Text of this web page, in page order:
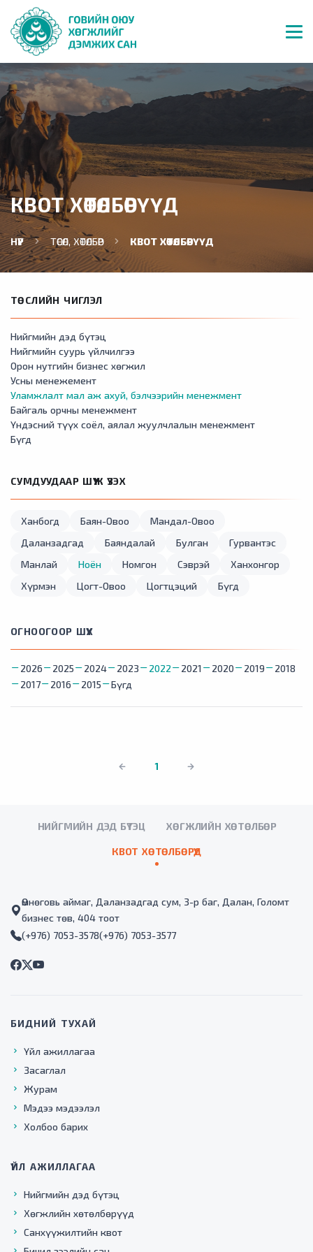
КВОТ ХӨТӨЛБӨРҮҮД
НҮҮР ТӨСӨЛ, ХӨТӨЛБӨР КВОТ ХӨТӨЛБӨРҮҮД
ТӨСЛИЙН ЧИГЛЭЛ
Нийгмийн дэд бүтэц
Нийгмийн суурь үйлчилгээ
Орон нутгийн бизнес хөгжил
Усны менежемент
Уламжлалт мал аж ахуй, бэлчээрийн менежмент
Байгаль орчны менежмент
Үндэсний түүх соёл, аялал жуулчлалын менежмент
Бүгд
СУМДУУДААР ШҮҮЖ ҮЗЭХ
Ханбогд Баян-Овоо
Мандал-Овоо
Даланзадгад
Баяндалай Булган
Гурвантэс
Манлай
Ноён Номгон Сэврэй
Ханхонгор
Хүрмэн
Цогт-Овоо Цогтцэций Бүгд
ОГНООГООР ШҮҮХ
2026 2025 2024 2023 2022 2021 2020 2019
2018
2017
2016 2015 Бүгд
1
НИЙГМИЙН ДЭД БҮТЭЦ ХӨГЖЛИЙН ХӨТӨЛБӨР
КВОТ ХӨТӨЛБӨРҮҮД
Өмнөговь аймаг, Даланзадгад сум, 3-р баг, Далан, Голомт
бизнес төв, 404 тоот
(+976) 7053-3578(+976) 7053-3577
БИДНИЙ ТУХАЙ
Үйл ажиллагаа
Засаглал
Журам
Мэдээ мэдээлэл
Холбоо барих
ҮЙЛ АЖИЛЛАГАА
Нийгмийн дэд бүтэц
Хөгжлийн хөтөлбөрүүд
Санхүүжилтийн квот